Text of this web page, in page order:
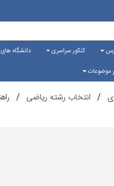
کنکور سراسری دانشگاه
موضوعات
انتخاب رشته ریاضی